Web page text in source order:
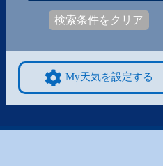
検索条件をクリア
My天気を設定する